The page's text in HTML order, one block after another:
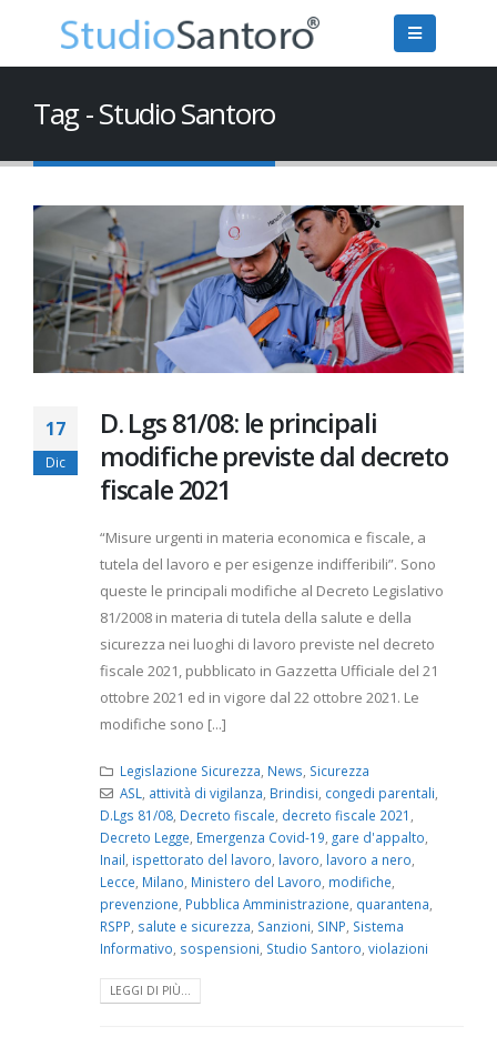
Tag - Studio Santoro
17
Dic
D. Lgs 81/08: le principali
modifiche previste dal decreto
fiscale 2021
“Misure urgenti in materia economica e fiscale, a
tutela del lavoro e per esigenze indifferibili”. Sono
queste le principali modifiche al Decreto Legislativo
81/2008 in materia di tutela della salute e della
sicurezza nei luoghi di lavoro previste nel decreto
fiscale 2021, pubblicato in Gazzetta Ufficiale del 21
ottobre 2021 ed in vigore dal 22 ottobre 2021. Le
modifiche sono [...]
Legislazione Sicurezza, News, Sicurezza
ASL, attività di vigilanza, Brindisi, congedi parentali,
D.Lgs 81/08, Decreto fiscale, decreto fiscale 2021 ,
Decreto Legge, Emergenza Covid-19, gare d'appalto,
Inail, ispettorato del lavoro, lavoro, lavoro a nero,
Lecce, Milano, Ministero del Lavoro, modifiche,
prevenzione, Pubblica Amministrazione, quarantena,
RSPP, salute e sicurezza, Sanzioni, SINP, Sistema
Informativo, sospensioni, Studio Santoro, violazioni
LEGGI DI PIÙ...